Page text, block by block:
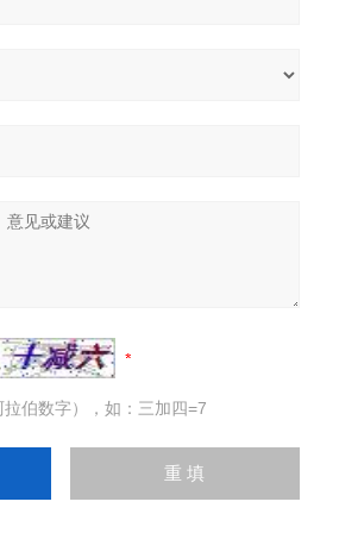
伯数字），如：三加四=7